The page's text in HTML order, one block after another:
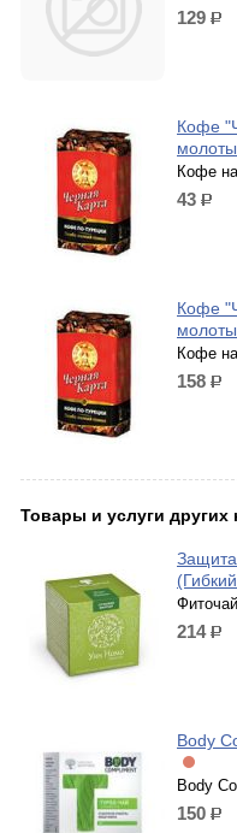
129 р.
Кофе
Кофе
43 р.
Кофе
Кофе
158 р.
Товары и услуги других
214р.
Body
Body
150 р.